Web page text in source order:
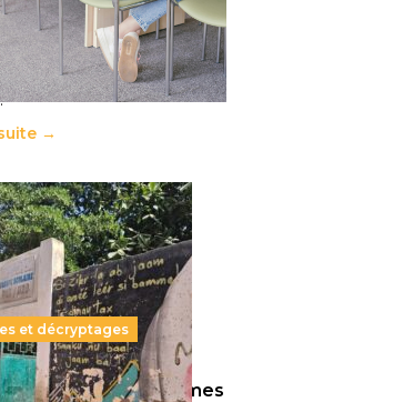
supérieur privé met
l’amplification d’un
qui relègue l’acte
au superfétatoire,
→
et décryptages
d’enfants victimes